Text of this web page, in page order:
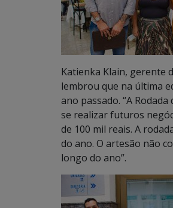
Katienka Klain, gerente
lembrou que na última
ano passado. “A
se realizar futuros
de 100 mil reais. A
do ano. O artesão não
longo do ano”.